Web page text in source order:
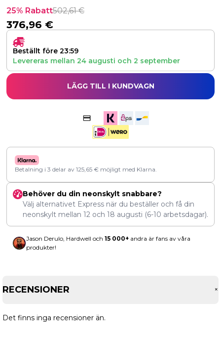
25% Rabatt502,61€
376,96 €
Beställt före 23:59
Levereras mellan 24 augusti och 2 september
LÄGG TILL I KUNDVAGN
Betalning i 3 delar av 125,65 € möjligt med Klarna.
Behöver du din neonskylt snabbare?
Välj alternativet Express när du beställer och få din
neonskylt mellan 12 och 18 augusti (6-10 arbetsdagar).
Jason Derulo, Hardwell och 15 000+ andra är fans av våra
produkter!
RECENSIONER +
Det finns inga recensioner än.